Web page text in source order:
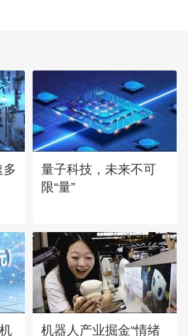
量子科技，未来不可
限“量”
机器人产业掘金“情绪